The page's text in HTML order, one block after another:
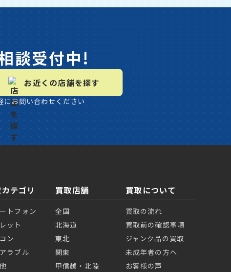
談受付中!
お近くの店舗を探す
にお問い合わせください
テゴリ
トフォン
ット
ン
ラブル
買取店舗
全国
北海道
東北
関東
甲信越・北陸
買取について
買取の流れ
買取前の確認事項
ジャンク品の買取
未成年者の方へ
お客様の声